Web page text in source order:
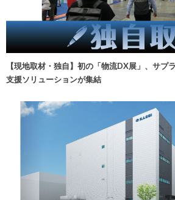
【現地取材・独自】初の「物流DX展」、サプ
支援ソリューションが集結